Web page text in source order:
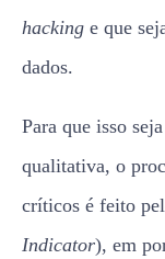
hacking e que
dados.
Para que isso
qualitativa, o
críticos é feito
Indicator), em